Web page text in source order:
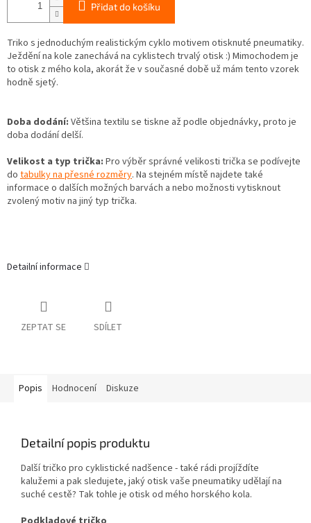
Přidat do košíku
Triko s jednoduchým realistickým cyklo motivem otisknuté pneumatiky.
Ježdění na kole zanechává na cyklistech trvalý otisk :) Mimochodem je
to otisk z mého kola, akorát že v současné době už mám tento vzorek
hodně sjetý.
Doba dodání: Většina textilu se tiskne až podle objednávky, proto je
doba dodání delší.
Velikost a typ trička: Pro výběr správné velikosti trička se podívejte
do tabulky na přesné rozměry. Na stejném místě najdete také
informace o dalších možných barvách a nebo možnosti vytisknout
zvolený motiv na jiný typ trička.
Detailní informace
ZEPTAT SE SDÍLET
Popis Hodnocení Diskuze
Detailní popis produktu
Další tričko pro cyklistické nadšence - také rádi projíždíte
kalužemi a pak sledujete, jaký otisk vaše pneumatiky udělají na
suché cestě? Tak tohle je otisk od mého horského kola.